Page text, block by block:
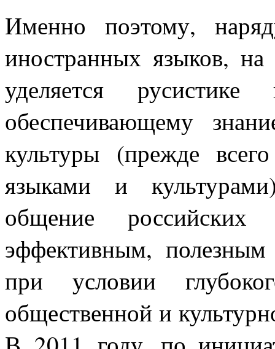
Именно поэтому,
иностранных языков,
уделяется
обеспечивающему
культуры (прежде
языками и
общение
эффективным,
при условии
общественной и